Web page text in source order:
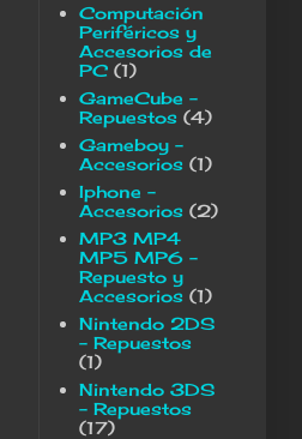
Computación
Periféricos y
Accesorios de
PC (1)
GameCube -
Repuestos (4)
Gameboy -
Accesorios (1)
Iphone -
Accesorios (2)
MP3 MP4
MP5 MP6 -
Repuesto y
Accesorios (1)
Nintendo 2DS
- Repuestos
(1)
Nintendo 3DS
- Repuestos
(17)